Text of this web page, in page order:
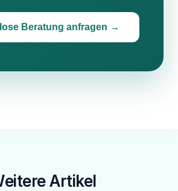
Beratung anfragen →
Artikel